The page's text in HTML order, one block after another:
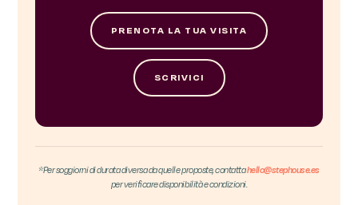
PRENOTA LA TUA VISITA
SCRIVICI
*Per soggiorni di durata diversa da quelle proposte, contattahello@stephouse.es
per verificare disponibilità e condizioni.